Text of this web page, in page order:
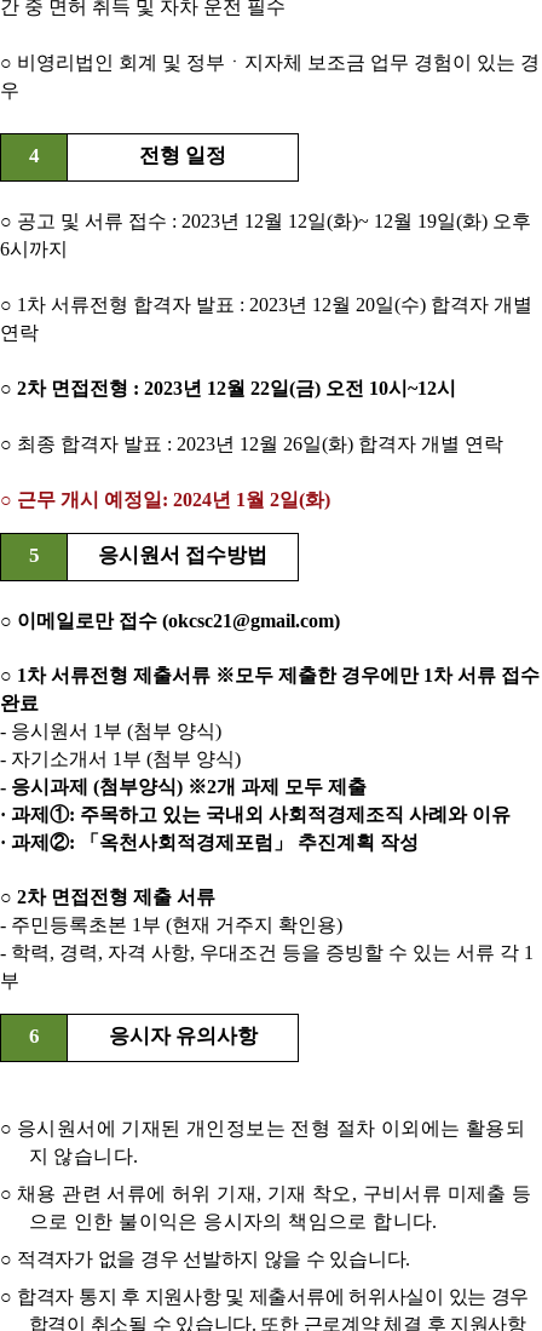
간 중 면허 취득 및 자차 운전 필수
○ 비영리법인 회계 및 정부ㆍ지자체 보조금 업무 경험이 있는 경
우
4 전형 일정
○ 공고 및 서류 접수 : 2023년 12월 12일(화)~ 12월 19일(화) 오후
6시까지
○ 1차 서류전형 합격자 발표 : 2023년 12월 20일(수) 합격자 개별
연락
○ 2차 면접전형 : 2023년 12월 22일(금) 오전 10시~12시
○ 최종 합격자 발표 : 2023년 12월 26일(화) 합격자 개별 연락
○ 근무 개시 예정일: 2024년 1월 2일(화)
5 응시원서 접수방법
○ 이메일로만 접수 (okcsc21@gmail.com)
○ 1차 서류전형 제출서류 ※모두 제출한 경우에만 1차 서류 접수
완료
- 응시원서 1부 (첨부 양식)
- 자기소개서 1부 (첨부 양식)
- 응시과제 (첨부양식) ※2개 과제 모두 제출
· 과제①: 주목하고 있는 국내외 사회적경제조직 사례와 이유
· 과제②: 「옥천사회적경제포럼」 추진계획 작성
○ 2차 면접전형 제출 서류
- 주민등록초본 1부 (현재 거주지 확인용)
- 학력, 경력, 자격 사항, 우대조건 등을 증빙할 수 있는 서류 각 1
부
6 응시자 유의사항
○ 응시원서에 기재된 개인정보는 전형 절차 이외에는 활용되
지 않습니다.
○ 채용 관련 서류에 허위 기재 , 기재 착오 , 구비서류 미제출 등
으로 인한 불이익은 응시자의 책임으로 합니다.
○ 적격자가 없을 경우 선발하지 않을 수 있습니다.
○ 합격자 통지 후 지원사항 및 제출서류에 허위사실이 있는 경우
합격이 취소될 수 있습니다. 또한 근로계약 체결 후 지원사항